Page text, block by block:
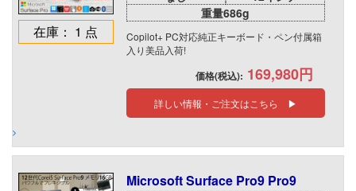
在庫： 1 点
重量686g
Copilot+ PC対応純正キーボード・ペン付属箱
入り美品入荷!
価格(税込): 169,980円
詳しい情報・ご注文はこちら ▶
Microsoft Surface Pro9 Pro9